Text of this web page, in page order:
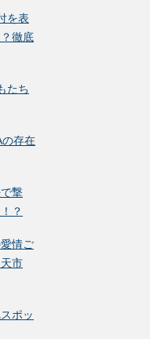
を表
徹底
たち
存在
撃
？
情ご
市
ポッ